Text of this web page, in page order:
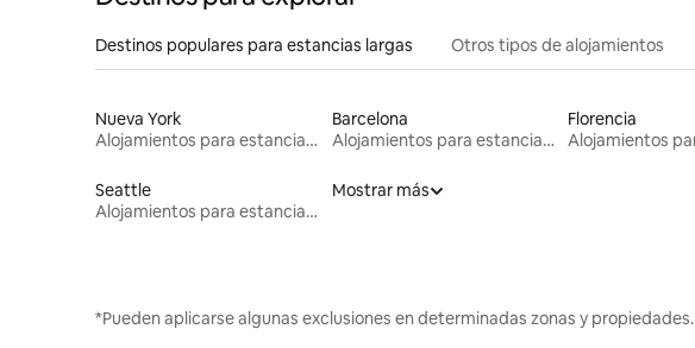
Destinos populares para estancias largas Otros tipos de alojamientos
Nueva York
Alojamientos para estancias largas
Barcelona
Alojamientos para estancias largas
Florencia
Seattle
Alojamientos para estancias largas
Mostrar más
*Pueden aplicarse algunas exclusiones en determinadas zonas y propiedades.